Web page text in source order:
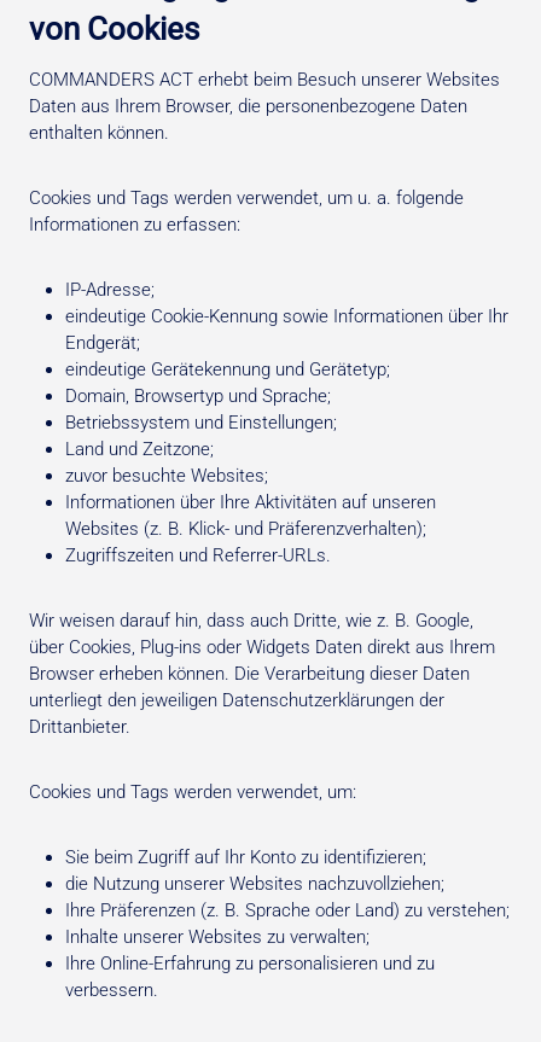
von Cookies
COMMANDERS ACT erhebt beim Besuch unserer Websites
Daten aus Ihrem Browser, die personenbezogene Daten
enthalten können.
Cookies und Tags werden verwendet, um u. a. folgende
Informationen zu erfassen:
IP-Adresse;
eindeutige Cookie-Kennung sowie Informationen über Ihr
Endgerät;
eindeutige Gerätekennung und Gerätetyp;
Domain, Browsertyp und Sprache;
Betriebssystem und Einstellungen;
Land und Zeitzone;
zuvor besuchte Websites;
Informationen über Ihre Aktivitäten auf unseren
Websites (z. B. Klick- und Präferenzverhalten);
Zugriffszeiten und Referrer-URLs.
Wir weisen darauf hin, dass auch Dritte, wie z. B. Google,
über Cookies, Plug-ins oder Widgets Daten direkt aus Ihrem
Browser erheben können. Die Verarbeitung dieser Daten
unterliegt den jeweiligen Datenschutzerklärungen der
Drittanbieter.
Cookies und Tags werden verwendet, um:
Sie beim Zugriff auf Ihr Konto zu identifizieren;
die Nutzung unserer Websites nachzuvollziehen;
Ihre Präferenzen (z. B. Sprache oder Land) zu verstehen;
Inhalte unserer Websites zu verwalten;
Ihre Online-Erfahrung zu personalisieren und zu
verbessern.